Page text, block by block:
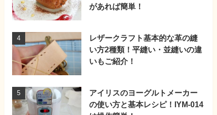
があれば簡単！
レザークラフト基本的な革の縫
い方2種類！平縫い・並縫いの違
いもご紹介！
アイリスのヨーグルトメーカー
の使い方と基本レシピ！IYM-014